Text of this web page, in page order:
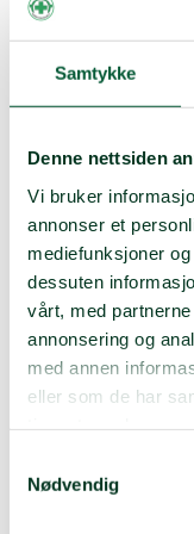
Samtykke
Denne nettsiden
Vi bruker
annonser et
mediefunksjoner
dessuten
vårt, med
annonsering og
med annen
eller som de har
Nødvendig
befolkningen
forteller at
majoriteten, er
myndighetene.
anerkjente at
av ulike
nærmere 200 år
anerkjente at vi
Blandón.